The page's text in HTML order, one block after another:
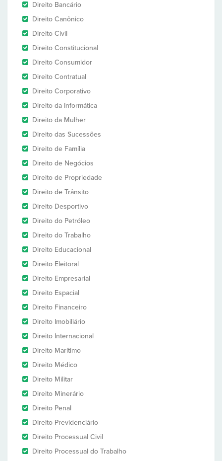
Direito Bancário
Direito Canônico
Direito Civil
Direito Constitucional
Direito Consumidor
Direito Contratual
Direito Corporativo
Direito da Informática
Direito da Mulher
Direito das Sucessões
Direito de Família
Direito de Negócios
Direito de Propriedade
Direito de Trânsito
Direito Desportivo
Direito do Petróleo
Direito do Trabalho
Direito Educacional
Direito Eleitoral
Direito Empresarial
Direito Espacial
Direito Financeiro
Direito Imobiliário
Direito Internacional
Direito Marítimo
Direito Médico
Direito Militar
Direito Minerário
Direito Penal
Direito Previdenciário
Direito Processual Civil
Direito Processual do Trabalho